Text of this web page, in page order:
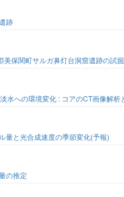
跡
保関町サルガ鼻灯台洞窟遺跡の試
水への環境変化 : コアのCT画像解
量と光合成速度の季節変化(予報)
の推定